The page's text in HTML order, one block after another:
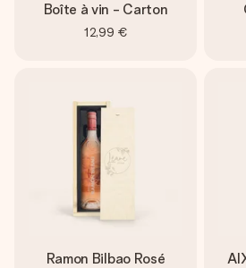
Boîte à vin - Carton
12,99 €
Ramon Bilbao Rosé